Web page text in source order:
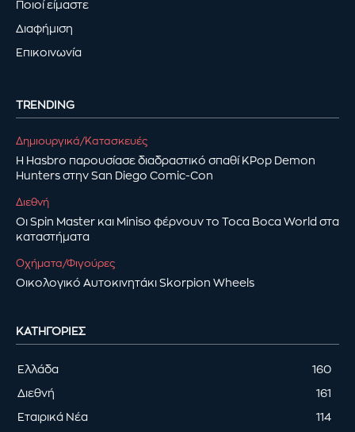
Ποιοί είμαστε
Διαφήμιση
Επικοινωνία
TRENDING
Δημιουργικά/Κατασκευές
Η Hasbro παρουσίασε διαδραστικό σπαθί KPop Demon
Hunters στην San Diego Comic-Con
Διεθνή
Οι Spin Master και Miniso φέρνουν το Toca Boca World στα
καταστήματα
Οχήματα/Φιγούρες
Οικολογικό Αυτοκινητάκι Skorpion Wheels
ΚΑΤΗΓΟΡΊΕΣ
Ελλάδα 160
Διεθνή 161
Εταιρικά Νέα 114